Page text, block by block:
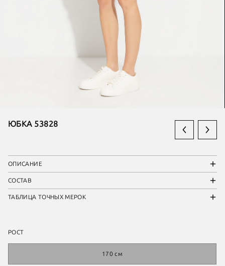
ЮБКА 53828
ОПИСАНИЕ
СОСТАВ
ТАБЛИЦА ТОЧНЫХ МЕРОК
РОСТ
170 см